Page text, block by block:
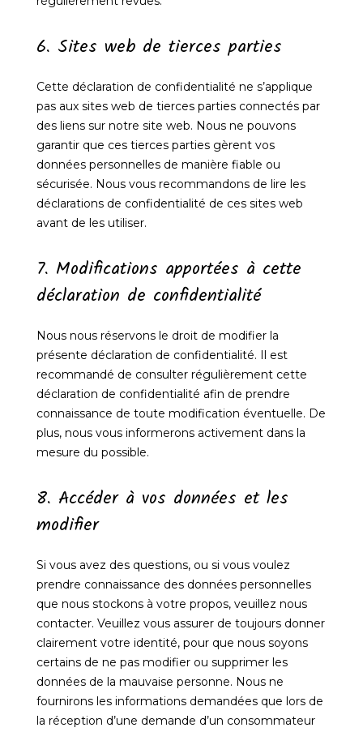
6. Sites web de tierces parties
Cette déclaration de confidentialité ne s’applique
pas aux sites web de tierces parties connectés par
des liens sur notre site web. Nous ne pouvons
garantir que ces tierces parties gèrent vos
données personnelles de manière fiable ou
sécurisée. Nous vous recommandons de lire les
déclarations de confidentialité de ces sites web
avant de les utiliser.
7. Modifications apportées à cette
déclaration de confidentialité
Nous nous réservons le droit de modifier la
présente déclaration de confidentialité. Il est
recommandé de consulter régulièrement cette
déclaration de confidentialité afin de prendre
connaissance de toute modification éventuelle. De
plus, nous vous informerons activement dans la
mesure du possible.
8. Accéder à vos données et les
modifier
Si vous avez des questions, ou si vous voulez
prendre connaissance des données personnelles
que nous stockons à votre propos, veuillez nous
contacter. Veuillez vous assurer de toujours donner
clairement votre identité, pour que nous soyons
certains de ne pas modifier ou supprimer les
données de la mauvaise personne. Nous ne
fournirons les informations demandées que lors de
la réception d’une demande d’un consommateur